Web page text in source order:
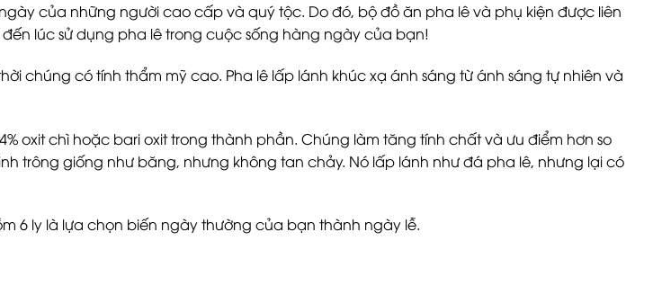
của những người cao cấp và quý tộc. Do đó, bộ đồ ăn pha lê và phụ kiện được liên
lúc sử dụng pha lê trong cuộc sống hàng ngày của bạn!
chúng có tính thẩm mỹ cao. Pha lê lấp lánh khúc xạ ánh sáng từ ánh sáng tự nhiên và
oxit chì hoặc bari oxit trong thành phần. Chúng làm tăng tính chất và ưu điểm hơn so
trông giống như băng, nhưng không tan chảy. Nó lấp lánh như đá pha lê, nhưng lại có
6 ly là lựa chọn biến ngày thường của bạn thành ngày lễ.